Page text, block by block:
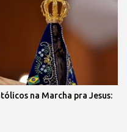
na Marcha pra Jesus: